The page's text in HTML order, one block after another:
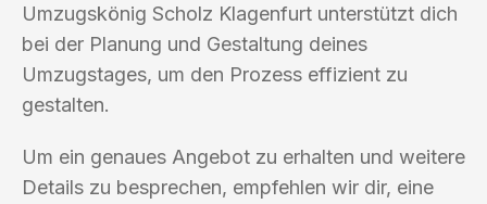
Umzugskönig Scholz Klagenfurt unterstützt dich
bei der Planung und Gestaltung deines
Umzugstages, um den Prozess effizient zu
gestalten.
Um ein genaues Angebot zu erhalten und weitere
Details zu besprechen, empfehlen wir dir, eine